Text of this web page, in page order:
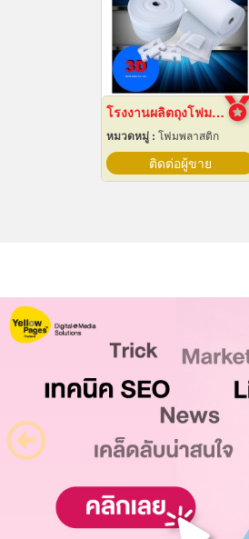
โรงงานผลิตถุงโฟมกันกระแทกอีพีอี ชลบุรี
หมวดหมู่ : โฟมพลาสติก
ติดต่อผู้ขาย